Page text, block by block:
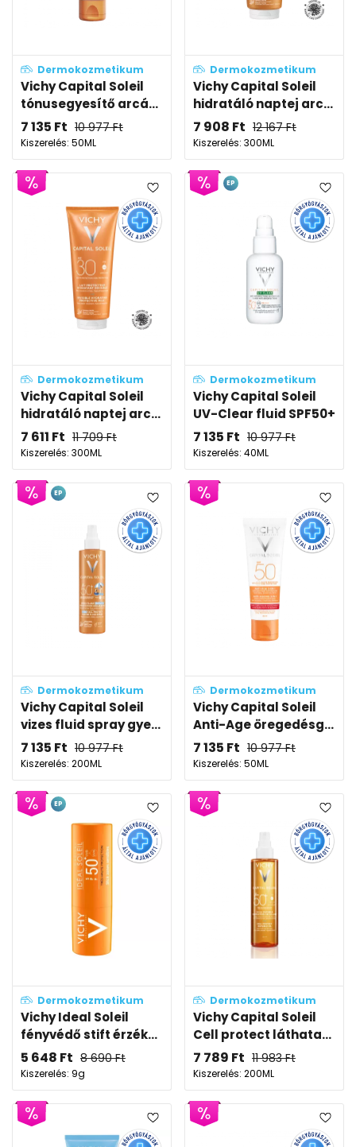
Dermokozmetikum
Vichy Capital Soleil
tónusegyesítő arcá...
7 135 Ft 10 977Ft
Kiszerelés: 50ML
Dermokozmetikum
Vichy Capital Soleil
hidratáló naptej arc...
7 908 Ft 12 167Ft
Kiszerelés: 300ML
Dermokozmetikum
Vichy Capital Soleil
hidratáló naptej arc...
7 611 Ft 11 709Ft
Kiszerelés: 300ML
Dermokozmetikum
Vichy Capital Soleil
UV-Clear fluid SPF50+
7 135 Ft 10 977Ft
Kiszerelés: 40ML
EP
Dermokozmetikum
Vichy Capital Soleil
vizes fluid spray gye...
7 135 Ft 10 977Ft
Kiszerelés: 200ML
EP
Dermokozmetikum
Vichy Capital Soleil
Anti-Age öregedésg...
7 135 Ft 10 977Ft
Kiszerelés: 50ML
Dermokozmetikum
Vichy Ideal Soleil
fényvédő stift érzék...
5 648 Ft 8 690Ft
Kiszerelés: 9g
EP
Dermokozmetikum
Vichy Capital Soleil
Cell protect láthata...
7 789 Ft 11 983Ft
Kiszerelés: 200ML